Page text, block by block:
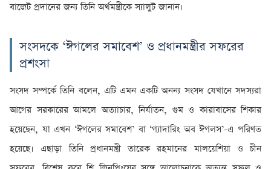
বাজেট প্রদানের জন্য তিনি অর্থমন্ত্রীকে স্যালুট জানান।
সংসদকে ‘ঈগলের সমাবেশ’ ও প্রধানমন্ত্রীর সফরের
প্রশংসা
সংসদ সম্পর্কে তিনি বলেন, এটি এমন একটি অনন্য সংসদ যেখানে সদস্যরা
আগের সরকারের আমলে অত্যাচার, নির্যাতন, গুম ও কারাবাসের শিকার
হয়েছেন, যা এখন ‘ঈগলের সমাবেশ’ বা ‘গ্যাদারিং অব ঈগলস’-এ পরিণত
হয়েছে। এছাড়া তিনি প্রধানমন্ত্রী তারেক রহমানের মালয়েশিয়া ও চীন